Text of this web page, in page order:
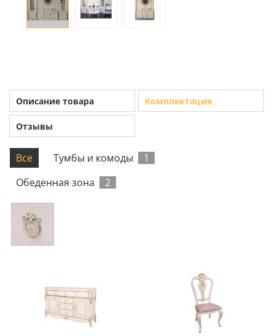
Описание товара Комплектация
Отзывы
Все Тумбы и комоды
1
Обеденная зона
2